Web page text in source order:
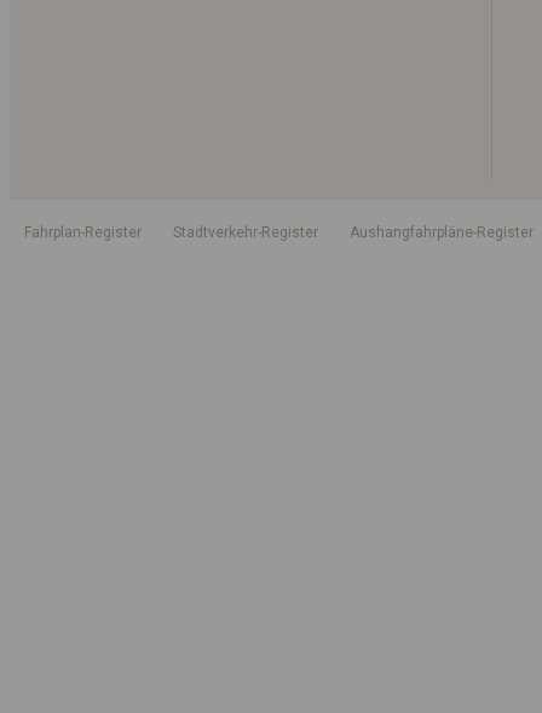
Fahrplan-Register Stadtverkehr-Register Aushangfahrpläne-Register